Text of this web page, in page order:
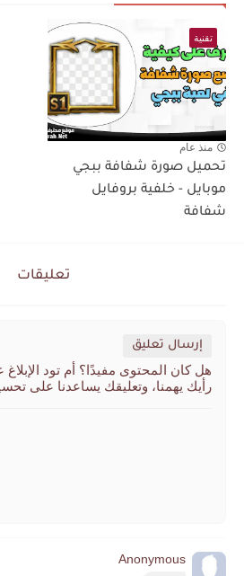
تقنية
منذ عام
تحميل صورة شفافة ببجي
موبايل - خلفية بروفايل
شفافة
تعليقات
إرسال تعليق
هل كان المحتوى مفيدًا؟ أم تود
رأيك يهمنا، وتعليقك يساعدنا على
Anonymous